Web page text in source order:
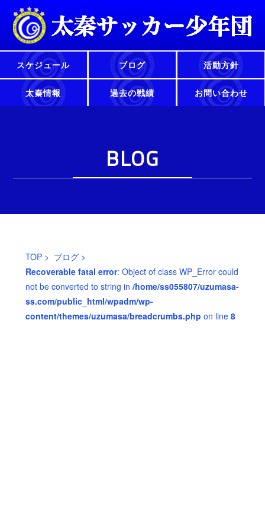
スケジュール ブログ 活動方針
太秦情報 過去の戦績 お問い合わせ
BLOG
TOP> ブログ>
Recoverable fatal error: Object of class WP_Error could
not be converted to string in /home/ss055807/uzumasa-
ss.com/public_html/wpadm/wp-
content/themes/uzumasa/breadcrumbs.php on line 8